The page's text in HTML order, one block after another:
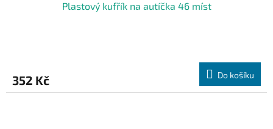
Plastový kufřík na autíčka 46 míst
352 Kč Do košíku